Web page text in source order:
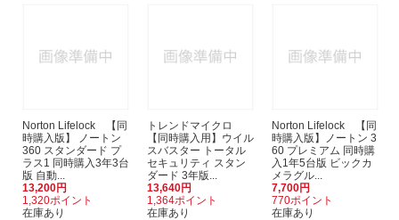
Norton Lifelock 【同
時購入版】 ノートン
360 スタンダード プ
ラス1 同時購入3年3台
版 自動...
13,200円
1,320ポイント
在庫あり
トレンドマイクロ
【同時購入用】ウイル
スバスター トータル
セキュリティ スタン
ダード 3年版...
13,640円
1,364ポイント
在庫あり
Norton Lifelock 【同
時購入版】ノートン 3
60 プレミアム 同時購
入1年5台版 ビックカ
メラグル...
7,700円
770ポイント
在庫あり